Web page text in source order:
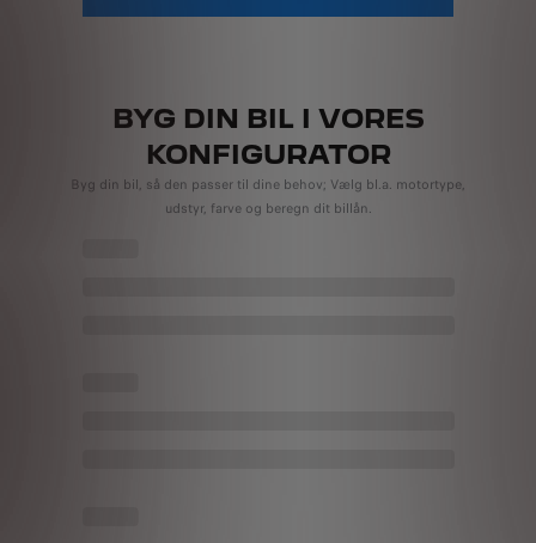
BYG DIN BIL I VORES
KONFIGURATOR
Byg din bil, så den passer til dine behov; Vælg bl.a. motortype,
udstyr, farve og beregn dit billån.